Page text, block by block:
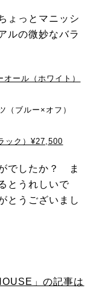
ょっとマニッシ
ルの微妙なバラ
ール（ホワイト）
（ブルー×オフ）
ック）¥27,500
でしたか？ ま
とうれしいで
とうございまし
」の記事は